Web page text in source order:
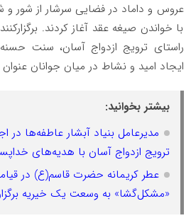
عروس و داماد در فضایی سرشار از شور
با خواندن صیغه عقد آغاز کردند.
راستای ترویج ازدواج آسان، سنت
ایجاد امید و نشاط در میان جوانان عنوان
بیشتر بخوانید:
مدیرعامل بنیاد آبشار عاطفه‌ها
ترویج ازدواج آسان با هدیه‌های
عطر کریمانه حضرت قاسم(ع) در
«مشکل‌گشا» به وسعت یک خیریه